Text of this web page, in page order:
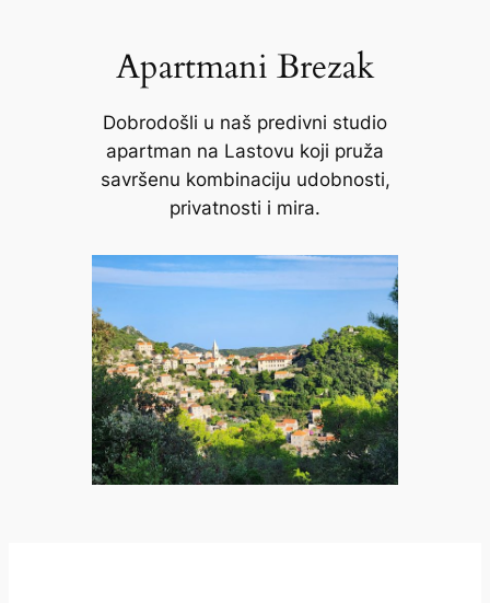
Apartmani Brezak
Dobrodošli u naš predivni studio
apartman na Lastovu koji pruža
savršenu kombinaciju udobnosti,
privatnosti i mira.